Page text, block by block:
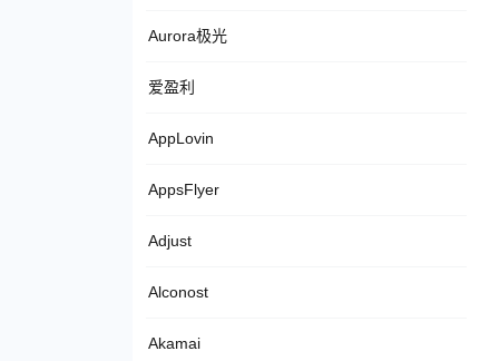
Aurora极光
爱盈利
AppLovin
AppsFlyer
Adjust
Alconost
Akamai